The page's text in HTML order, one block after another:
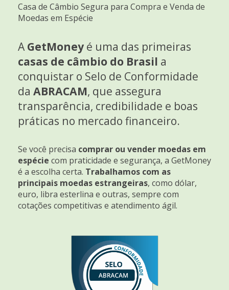
Casa de Câmbio Segura para Compra e Venda de
Moedas em Espécie
AGetMoney é uma das primeiras
casas de câmbio do Brasil a
conquistar o Selo de Conformidade
da ABRACAM, que assegura
transparência, credibilidade e boas
práticas no mercado financeiro.
Se você precisa comprar ou vender moedas em
espécie com praticidade e segurança, a GetMoney
é a escolha certa. Trabalhamos com as
principais moedas estrangeiras, como dólar,
euro, libra esterlina e outras, sempre com
cotações competitivas e atendimento ágil.